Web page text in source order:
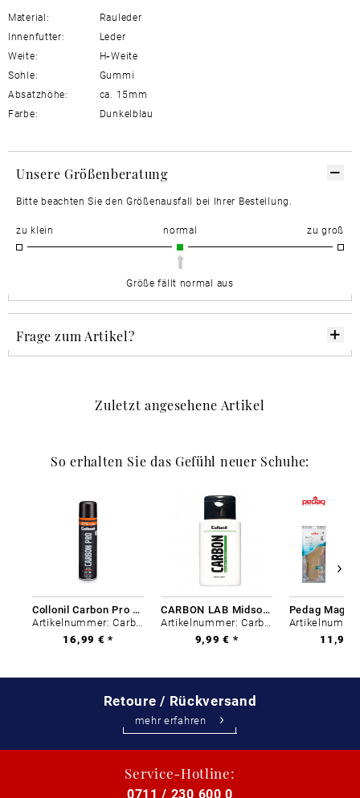
Material:
Rauleder
Innenfutter:
Leder
Weite:
H-Weite
Sohle:
Gummi
Absatzhöhe:
ca. 15mm
Farbe:
Dunkelblau
Unsere Größenberatung
Bitte beachten Sie den Größenausfall bei Ihrer Bestellung.
zu klein normal zu groß
Größe fällt normal aus
Frage zum Artikel?
Zuletzt angesehene Artikel
So erhalten Sie das Gefühl neuer Schuhe:
Collonil Carbon Pro 400 ml
Artikelnummer: Carbon-0
16,99 € *
CARBON LAB Midsole Cleaner
Artikelnummer: Carbon-0
9,99 € *
11,99
Retoure / Rückversand
mehr erfahren
Service-Hotline:
0711 / 230 600 0